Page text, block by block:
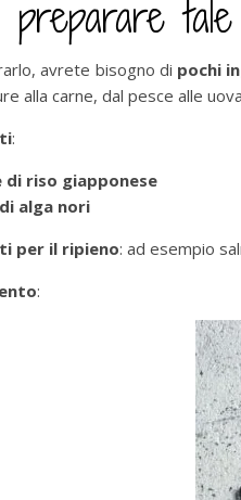
preparare
avrete bisogno di pochi
alla carne, dal pesce alle
:
di riso giapponese
alga nori
per il ripieno: ad esempio
: